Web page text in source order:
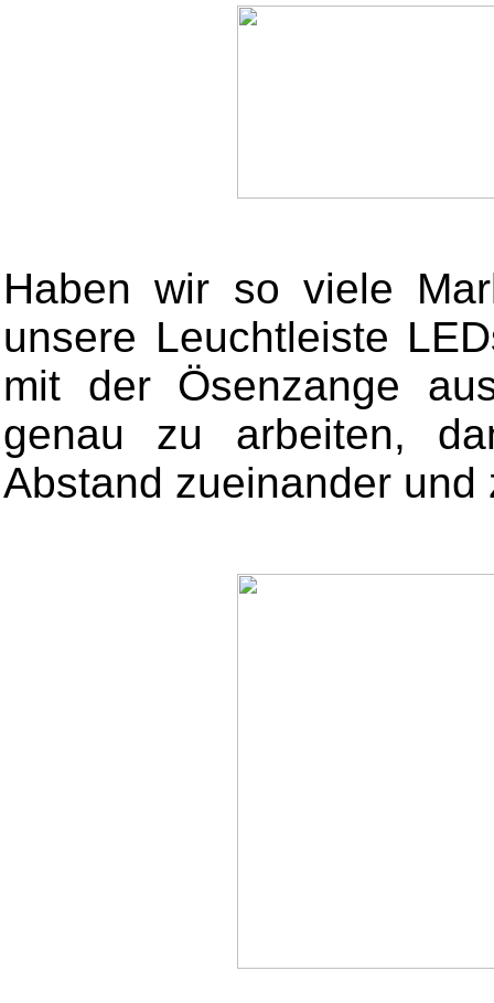
Haben wir so viele
unsere Leuchtleiste
mit der Ösenzange
genau zu arbeiten,
Abstand zueinander